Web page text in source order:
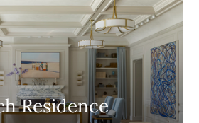
Residence